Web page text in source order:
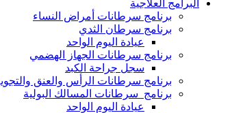
البرامج العلاجية
برنامج سرطانات أمراض النساء
برنامج سرطان الثدي
عيادة اليوم الواحد
برنامج سرطانات الجهاز الهضمي
سجل جراحة الكبد
برنامج سرطانات الرأس والعنق
برنامج سرطانات المسالك البولية
عيادة اليوم الواحد